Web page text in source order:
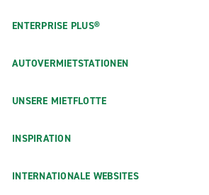
ENTERPRISE PLUS®
AUTOVERMIETSTATIONEN
UNSERE MIETFLOTTE
INSPIRATION
INTERNATIONALE WEBSITES